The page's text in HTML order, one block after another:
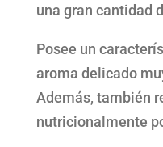
una gran cantidad
Posee un
aroma delicado
Además, también
nutricionalmente